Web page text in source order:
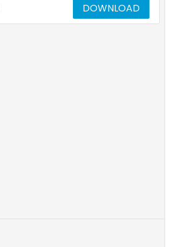
DOWNLOAD